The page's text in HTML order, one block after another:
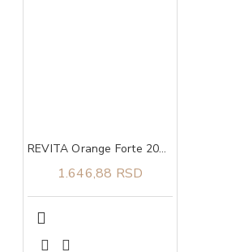
REVITA Orange Forte 200 g
1.646,88 RSD